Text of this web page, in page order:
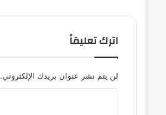
اترك تعليقاً
لن يتم نشر عنوان بريدك الإلكتروني.